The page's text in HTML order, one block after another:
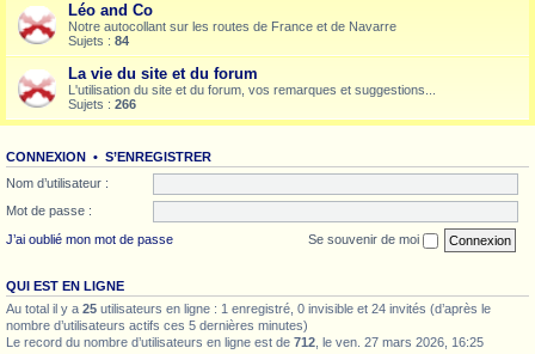
Léo and Co
Notre autocollant sur les routes de France et de Navarre
Sujets : 84
La vie du site et du forum
L'utilisation du site et du forum, vos remarques et suggestions...
Sujets : 266
CONNEXION • S’ENREGISTRER
Nom d’utilisateur :
Mot de passe :
J’ai oublié mon mot de passe
Se souvenir de moi
QUI EST EN LIGNE
Au total il y a 25 utilisateurs en ligne : 1 enregistré, 0 invisible et 24 invités (d’après le
nombre d’utilisateurs actifs ces 5 dernières minutes)
Le record du nombre d’utilisateurs en ligne est de 712 , le ven. 27 mars 2026, 16:25